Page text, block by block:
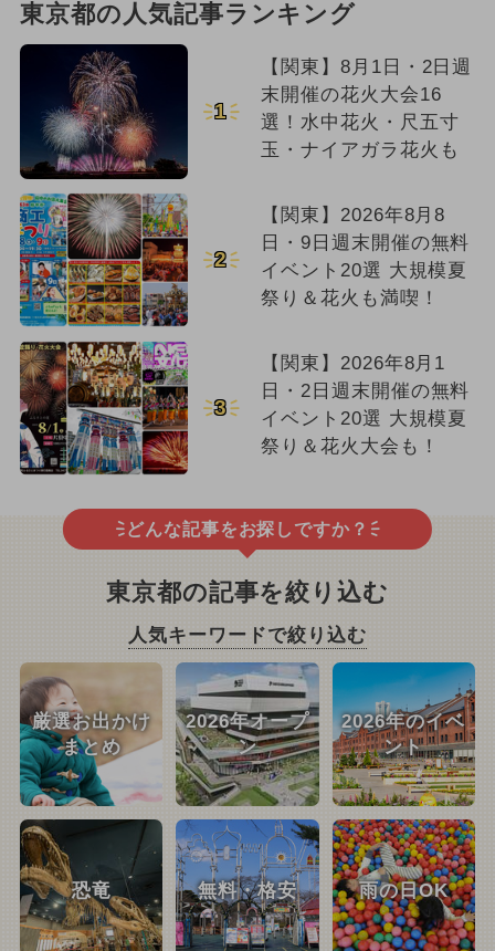
東京都の人気記事ランキング
1
【関東】8月1日・2日週
末開催の花火大会16
選！水中花火・尺五寸
玉・ナイアガラ花火も
2
【関東】2026年8月8
日・9日週末開催の無料
イベント20選 大規模夏
祭り＆花火も満喫！
3
【関東】2026年8月1
日・2日週末開催の無料
イベント20選 大規模夏
祭り＆花火大会も！
どんな記事をお探しですか？
東京都の記事を絞り込む
人気キーワードで絞り込む
厳選お出かけ
まとめ
2026年オープ
ン
2026年のイベ
ント
恐竜 無料・格安 雨の日OK